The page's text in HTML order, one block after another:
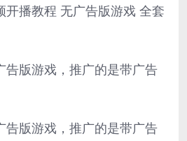
开播教程 无广告版游戏 全套
告版游戏，推广的是带广告
告版游戏，推广的是带广告